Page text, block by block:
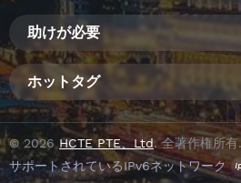
助けが必要
ホットタグ
© 2026 HCTE PTE、Ltd. 全著作権所
サポートされているIPv6ネットワーク